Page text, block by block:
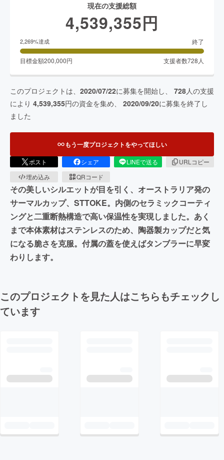
現在の支援総額
4,539,355円
2,269%達成 終了
目標金額200,000円 支援者数728 人
このプロジェクトは、 2020/07/22に募集を開始し、 728人の支援
により 4,539,355円の資金を集め、 2020/09/20に募集を終了し
ました
もう一度プロジェクトをやってほしい
ポスト シェア LINEで送る
URLコピー
埋め込み
QRコード
その美しいシルエットが目を引く、オーストラリア発の
サーマルカップ、STTOKE。内側のセラミックコーティ
ングと二重断熱構造で高い保温性を実現しました。あく
まで本体素材はステンレスのため、陶器製カップだと気
になる脆さを克服。付属の蓋を使えばタンブラーに早変
わりします。
このプロジェクトを見た人はこちらもチェックし
ています